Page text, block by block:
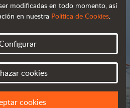
modificadas en todo momento, así
en nuestra Política de Cookies.
cookies
cookies